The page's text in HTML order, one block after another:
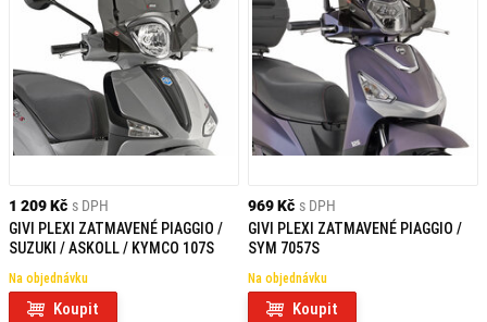
1 209 Kč s DPH
GIVI PLEXI ZATMAVENÉ PIAGGIO /
SUZUKI / ASKOLL / KYMCO 107S
Na objednávku
Koupit
969 Kč s DPH
GIVI PLEXI ZATMAVENÉ PIAGGIO /
SYM 7057S
Na objednávku
Koupit